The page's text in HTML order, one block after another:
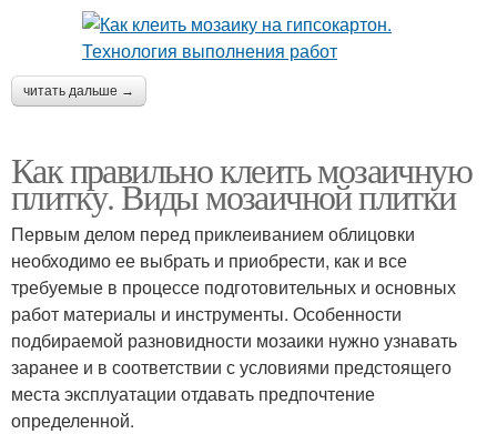
читать дальше →
Как правильно клеить мозаичную
плитку. Виды мозаичной плитки
Первым делом перед приклеиванием облицовки
необходимо ее выбрать и приобрести, как и все
требуемые в процессе подготовительных и основных
работ материалы и инструменты. Особенности
подбираемой разновидности мозаики нужно узнавать
заранее и в соответствии с условиями предстоящего
места эксплуатации отдавать предпочтение
определенной.